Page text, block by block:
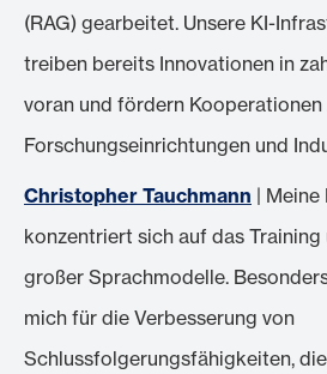
(RAG) gearbeitet. Unsere KI-
treiben bereits Innovationen in
voran und fördern Kooperationen
Forschungseinrichtungen und
Christopher Tauchmann | Meine
konzentriert sich auf das
großer Sprachmodelle.
mich für die Verbesserung von
Schlussfolgerungsfähigkeiten,